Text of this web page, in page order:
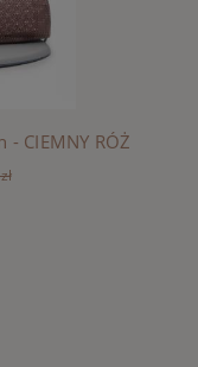
- CIEMNY RÓŻ